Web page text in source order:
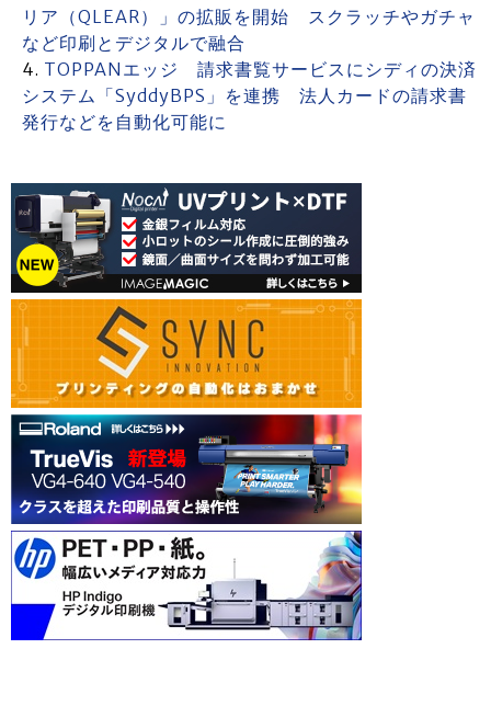
リア（QLEAR）」の拡販を開始 スクラッチやガチャ
など印刷とデジタルで融合
TOPPANエッジ 請求書覧サービスにシディの決済
システム「SyddyBPS」を連携 法人カードの請求書
発行などを自動化可能に